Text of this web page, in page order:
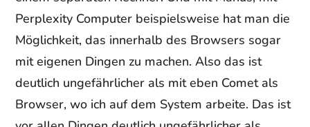
Perplexity Computer beispielsweise hat man die
Möglichkeit, das innerhalb des Browsers sogar
mit eigenen Dingen zu machen. Also das ist
deutlich ungefährlicher als mit eben Comet als
Browser, wo ich auf dem System arbeite. Das ist